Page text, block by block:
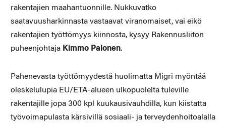
rakentajien maahantuonnille. Nukkuvatko
saatavuusharkinnasta vastaavat viranomaiset, vai eikö
rakentajien työttömyys kiinnosta, kysyy Rakennusliiton
puheenjohtaja Kimmo Palonen.
Pahenevasta työttömyydestä huolimatta Migri myöntää
oleskelulupia EU/ETA-alueen ulkopuolelta tuleville
rakentajille jopa 300 kpl kuukausivauhdilla, kun kiistatta
työvoimapulasta kärsivillä sosiaali- ja terveydenhoitoalalla